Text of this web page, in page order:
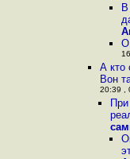
А кто
Вон
20:39 ,